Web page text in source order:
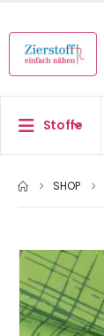
Stoffe
SHOP